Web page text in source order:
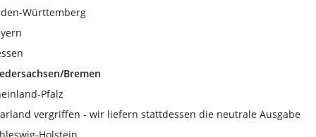
Württemberg
Bremen
Pfalz
vergriffen - wir liefern stattdessen die neutrale Ausgabe